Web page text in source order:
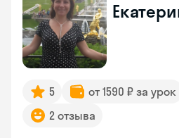
5 от 1590 ₽ за урок
2 отзыва